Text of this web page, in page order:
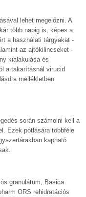
lehet megelőzni. A
több napig is, képes a
a használati tárgyakat -
az ajtókilincseket -
kialakulása és
a takarításnál virucid
a mellékletben
során számolni kell a
Ezek pótlására többféle
kapható
granulátum, Basica
ORS rehidratációs